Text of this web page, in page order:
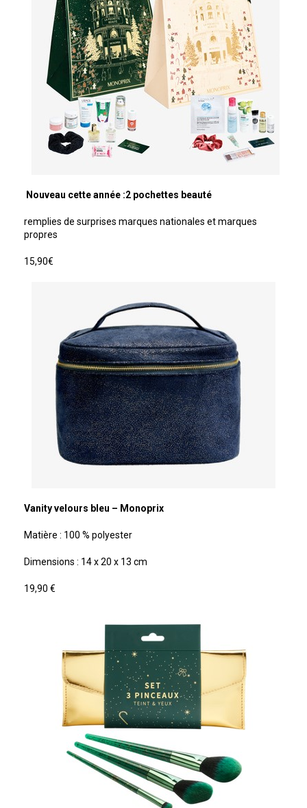
Nouveau cette année :2 pochettes beauté
remplies de surprises marques nationales et marques
propres
15,90€
Vanity velours bleu – Monoprix
Matière : 100 % polyester
Dimensions : 14 x 20 x 13 cm
19,90 €